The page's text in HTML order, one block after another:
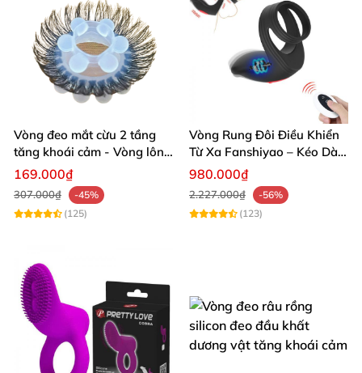
cảm nhận sự khác biệt tuyệt vời! 🚀
Vòng đeo mắt cừu 2 tầng
tăng khoái cảm - Vòng lông
ngựa gai silicon đeo dương
169.000₫
307.000₫
-45%
(125)
Vòng Rung Đôi Điều Khiển
Từ Xa Fanshiyao – Kéo Dài
Thời Gian Tăng Khoái Cảm
980.000₫
2.227.000₫
-56%
(123)